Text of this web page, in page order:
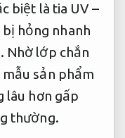
biệt là tia UV –
hỏng nhanh
Nhờ lớp chắn
mẫu sản phẩm
lâu hơn gấp
thường.